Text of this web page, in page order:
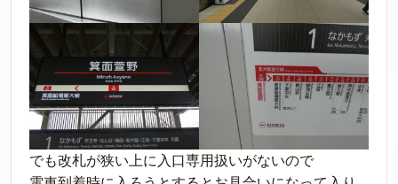
でも改札が狭い上に入口専用扱いがないので